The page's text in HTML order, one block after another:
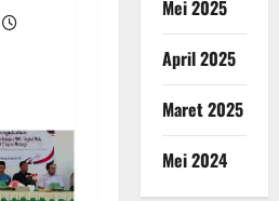
Mei 2025
April 2025
Maret 2025
Mei 2024